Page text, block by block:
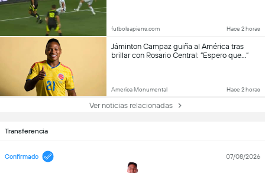
futbolsapiens.com Hace 2 horas
Jáminton Campaz guiña al América tras
brillar con Rosario Central: “Espero que…”
America Monumental Hace 2 horas
Ver noticias relacionadas
Transferencia
Confirmado 07/08/2026